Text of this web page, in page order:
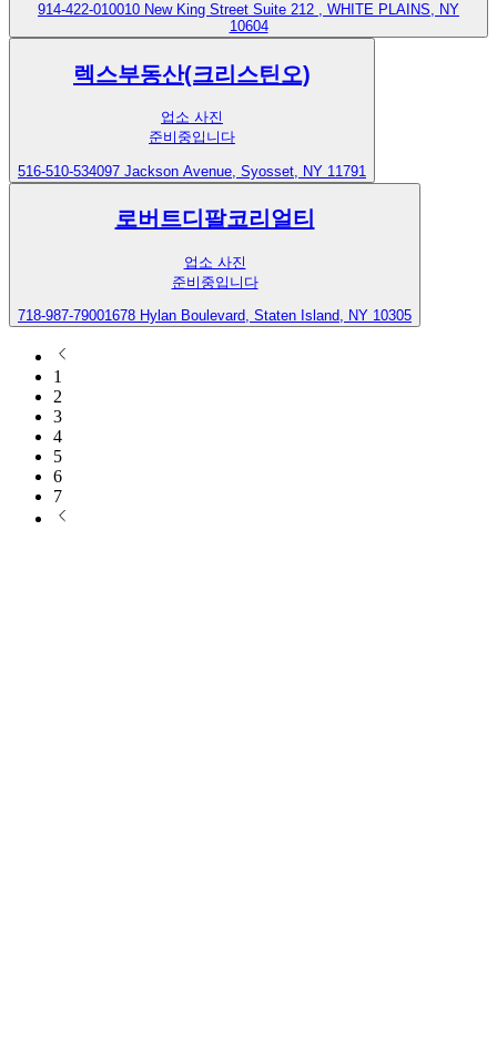
914-422-010010 New King Street Suite 212 , WHITE PLAINS, NY
10604
렉스부동산(크리스틴오)
업소 사진
준비중입니다
516-510-534097 Jackson Avenue, Syosset, NY 11791
로버트디팔코리얼티
업소 사진
준비중입니다
718-987-79001678 Hylan Boulevard, Staten Island, NY 10305
1
2
3
4
5
6
7